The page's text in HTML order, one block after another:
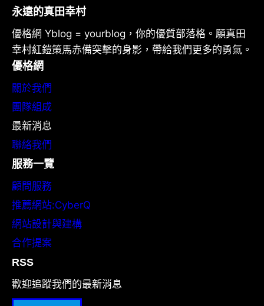
永遠的真田幸村
優格網 Yblog = yourblog，你的優質部落格。願真田
幸村紅鎧策馬赤備突擊的身影，帶給我們更多的勇氣。
優格網
關於我們
團隊組成
最新消息
聯絡我們
服務一覽
顧問服務
推薦網站:CyberQ
網站設計與建構
合作提案
RSS
歡迎追蹤我們的最新消息